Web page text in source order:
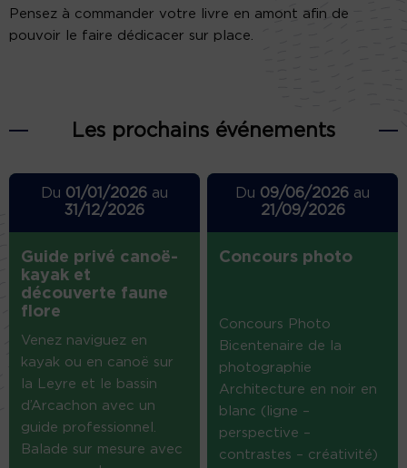
Pensez à commander votre livre en amont afin de
pouvoir le faire dédicacer sur place.
Les prochains événements
Du 01/01/2026au
31/12/2026
Guide privé canoë-
kayak et
découverte faune
flore
Venez naviguez en
kayak ou en canoë sur
la Leyre et le bassin
d’Arcachon avec un
guide professionnel.
Balade sur mesure avec
Du 09/06/2026 au
21/09/2026
Concours photo
Concours Photo
Bicentenaire de la
photographie
Architecture en noir en
blanc (ligne –
perspective –
contrastes – créativité)